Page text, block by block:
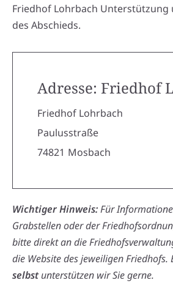
Friedhof Lohrbach Unterstützung
des Abschieds.
Adresse: Friedhof
Friedhof Lohrbach
Paulusstraße
74821 Mosbach
Wichtiger Hinweis:Für
Grabstellen oder der
bitte direkt an die
die Website des jeweiligen Friedhofs.
selbstunterstützen wir Sie gerne.